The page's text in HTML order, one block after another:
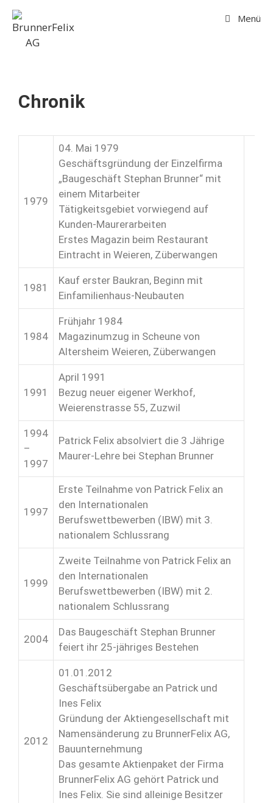
Menü
Chronik
1979
04. Mai 1979
Geschäftsgründung der Einzelfirma
„Baugeschäft Stephan Brunner“ mit
einem Mitarbeiter
Tätigkeitsgebiet vorwiegend auf
Kunden-Maurerarbeiten
Erstes Magazin beim Restaurant
Eintracht in Weieren, Züberwangen
1981
Kauf erster Baukran, Beginn mit
Einfamilienhaus-Neubauten
1984
Frühjahr 1984
Magazinumzug in Scheune von
Altersheim Weieren, Züberwangen
1991
April 1991
Bezug neuer eigener Werkhof,
Weierenstrasse 55, Zuzwil
1994
–
1997
Patrick Felix absolviert die 3 Jährige
Maurer-Lehre bei Stephan Brunner
1997
Erste Teilnahme von Patrick Felix an
den Internationalen
Berufswettbewerben (IBW) mit 3.
nationalem Schlussrang
1999
Zweite Teilnahme von Patrick Felix an
den Internationalen
Berufswettbewerben (IBW) mit 2.
nationalem Schlussrang
2004
Das Baugeschäft Stephan Brunner
feiert ihr 25-jähriges Bestehen
2012
01.01.2012
Geschäftsübergabe an Patrick und
Ines Felix
Gründung der Aktiengesellschaft mit
Namensänderung zu BrunnerFelix AG,
Bauunternehmung
Das gesamte Aktienpaket der Firma
BrunnerFelix AG gehört Patrick und
Ines Felix. Sie sind alleinige Besitzer